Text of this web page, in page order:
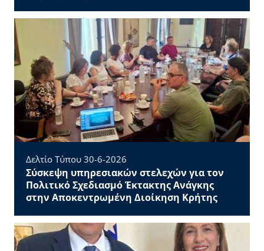
Δελτίο Τύπου 30-6-2026
Σύσκεψη υπηρεσιακών στελεχών για τον
Πολιτικό Σχεδιασμό Έκτακτης Ανάγκης
στην Αποκεντρωμένη Διοίκηση Κρήτης